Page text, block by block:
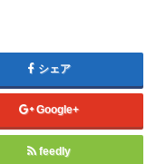
シェア
Google+
feedly